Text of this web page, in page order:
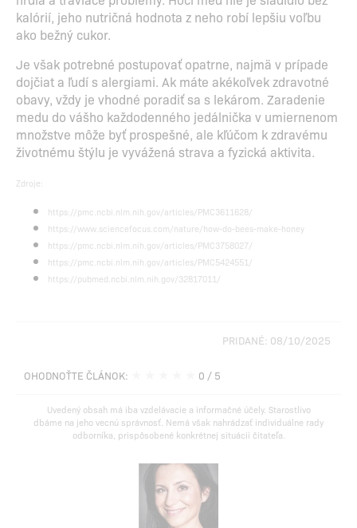
kalórií, jeho nutričná hodnota z neho robí lepšiu voľbu
ako bežný cukor.
Je však potrebné postupovať opatrne, najmä v prípade
dojčiat a ľudí s alergiami. Ak máte akékoľvek zdravotné
obavy, vždy je vhodné poradiť sa s lekárom. Zaradenie
medu do vášho každodenného jedálnička v umiernenom
množstve môže byť prospešné, ale kľúčom k zdravému
životnému štýlu je vyvážená strava a fyzická aktivita.
Zdroje:
https://pmc.ncbi.nlm.nih.gov/articles/PMC3611628/
https://www.sciencefocus.com/nature/how-do-bees-make-honey
https://pmc.ncbi.nlm.nih.gov/articles/PMC3758027/
https://pmc.ncbi.nlm.nih.gov/articles/PMC5424551/
https://pubmed.ncbi.nlm.nih.gov/32817011/
PRIDANÉ: 08/10/2025
OHODNOŤTE ČLÁNOK: 0 / 5
Uvedený obsah má iba vzdelávacie a informačné účely. Starostlivo
dbáme na jeho vecnú správnosť. Nemá však nahrádzať individuálne rady
odborníka, prispôsobené konkrétnej situácii čitateľa.